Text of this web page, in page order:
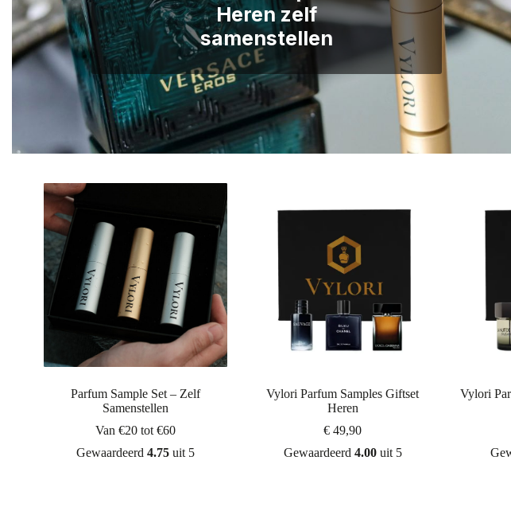
Heren zelf
samenstellen
Parfum Sample Set – Zelf
Samenstellen
Van €20 tot €60
Gewaardeerd 4.75uit 5
Vylori Parfum Samples Giftset
Heren
€ 49,90
Gewaardeerd 4.00uit 5
Vylori